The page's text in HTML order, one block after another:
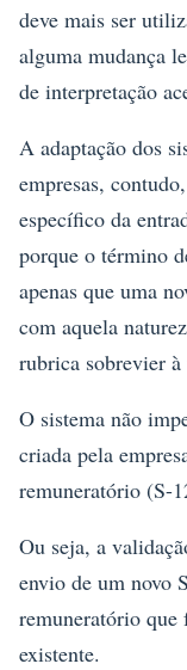
deve mais ser
alguma mudança
de interpretação
A adaptação dos
empresas,
específico da
porque o término
apenas que uma
com aquela
rubrica sobrevier
O sistema não
criada pela
remuneratório (S-
Ou seja, a
envio de um novo
remuneratório que
existente.